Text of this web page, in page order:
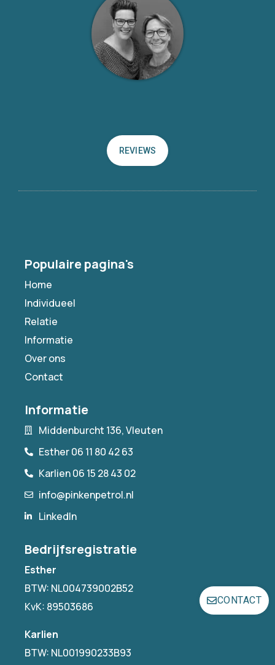
REVIEWS
CONTACT
Populaire pagina's
Home
Individueel
Relatie
Informatie
Over ons
Contact
Informatie
Middenburcht 136, Vleuten
Esther 06 11 80 42 63
Karlien 06 15 28 43 02
info@pinkenpetrol.nl
LinkedIn
Bedrijfsregistratie
Esther
BTW: NL004739002B52
KvK: 89503686
Karlien
BTW: NL001990233B93